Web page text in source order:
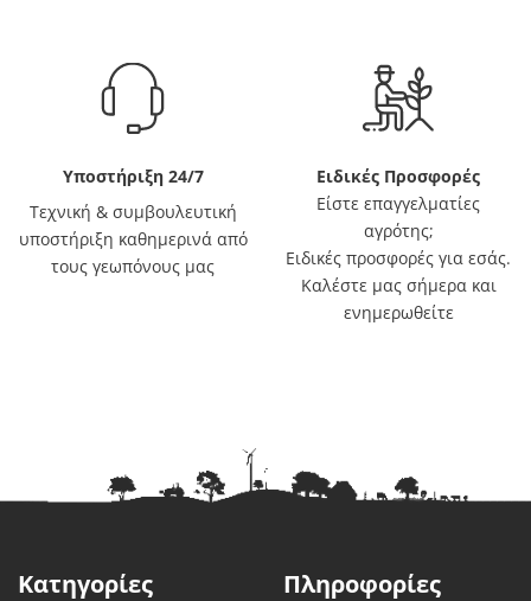
Υποστήριξη 24/7
Τεχνική & συμβουλευτική
υποστήριξη καθημερινά από
τους γεωπόνους μας
Ειδικές Προσφορές
Είστε επαγγελματίες
αγρότης;
Ειδικές προσφορές για εσάς.
Καλέστε μας σήμερα και
ενημερωθείτε
Κατηγορίες Πληροφορίες